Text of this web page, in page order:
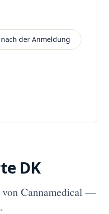
der Anmeldung
DK
Cannamedical —